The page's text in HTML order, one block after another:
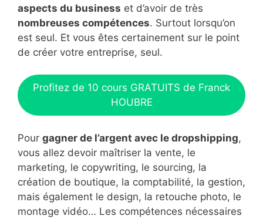
aspects du business et d’avoir de très
nombreuses compétences. Surtout lorsqu’on
est seul. Et vous êtes certainement sur le point
de créer votre entreprise, seul.
Profitez de 10 cours GRATUITS de Franck
HOUBRE
Pour gagner de l’argent avec le dropshipping,
vous allez devoir maîtriser la vente, le
marketing, le copywriting, le sourcing, la
création de boutique, la comptabilité, la gestion,
mais également le design, la retouche photo, le
montage vidéo… Les compétences nécessaires